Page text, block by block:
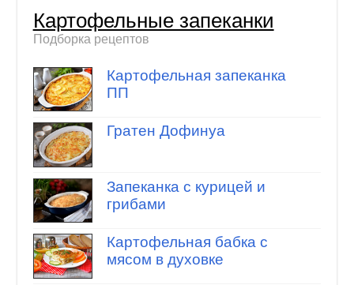
Картофельные запеканки
Подборка рецептов
Картофельная запеканка
ПП
Гратен Дофинуа
Запеканка с курицей и
грибами
Картофельная бабка с
мясом в духовке